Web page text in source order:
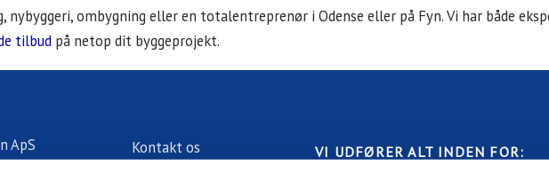
nybyggeri, ombygning eller en totalentreprenør i Odense eller på Fyn. Vi har både
tilbud på netop dit byggeprojekt.
ApS Kontakt os VI UDFØRER ALT INDEN FOR: